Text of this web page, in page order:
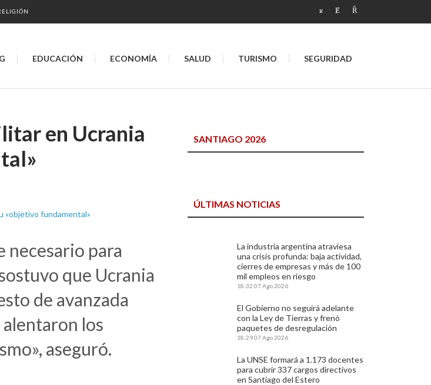
EDUCACIÓN ECONOMÍA SALUD TURISMO SEGURIDAD
en Ucrania
necesario para
que Ucrania
de avanzada
alentaron los
aseguró.
SANTIAGO 2026
ÚLTIMAS NOTICIAS
La industria argentina atraviesa
una crisis profunda: baja actividad,
cierres de empresas y más de 100
mil empleos en riesgo
18:32 07 Ago 2026
El Gobierno no seguirá adelante
con la Ley de Tierras y frenó
paquetes de desregulación
18:2907 Ago 2026
La UNSE formará a 1.173 docentes
para cubrir 337 cargos directivos
en Santiago del Estero